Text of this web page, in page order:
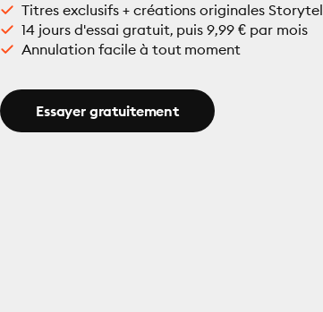
Titres exclusifs + créations originales Storytel
14 jours d'essai gratuit, puis 9,99 € par mois
Annulation facile à tout moment
Essayer gratuitement